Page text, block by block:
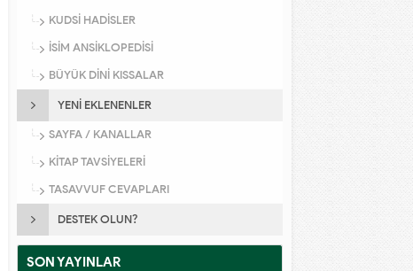
KUDSİ HADİSLER
İSİM ANSİKLOPEDİSİ
BÜYÜK DİNİ KISSALAR
YENİ EKLENENLER
SAYFA / KANALLAR
KİTAP TAVSİYELERİ
TASAVVUF CEVAPLARI
DESTEK OLUN?
SON YAYINLAR